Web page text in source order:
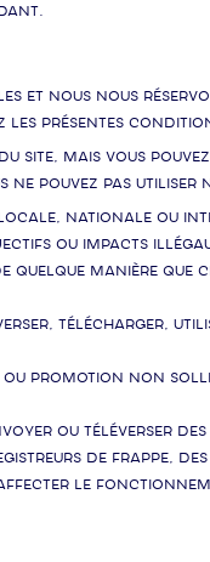
et nous nous
les présentes
Site, mais vous
pouvez pas
nationale ou
ou impacts
quelque manière
télécharger,
promotion non
ou téléverser
de frappe,
le